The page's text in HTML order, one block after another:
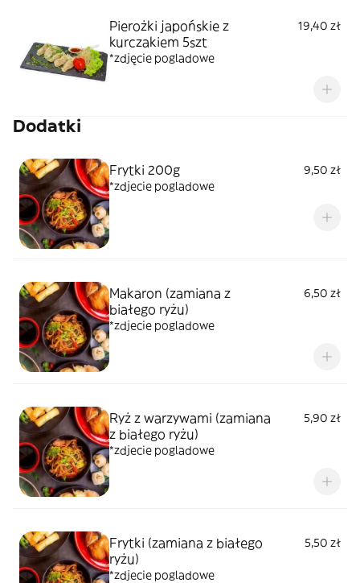
Pierożki japońskie z
kurczakiem 5szt
19,40 zł
*zdjęcie pogladowe
Dodatki
Frytki 200g
9,50 zł
*zdjecie pogladowe
Makaron (zamiana z
białego ryżu)
6,50 zł
*zdjecie pogladowe
Ryż z warzywami (zamiana
z białego ryżu)
5,90 zł
*zdjecie pogladowe
Frytki (zamiana z białego
ryżu)
5,50 zł
*zdjecie pogladowe